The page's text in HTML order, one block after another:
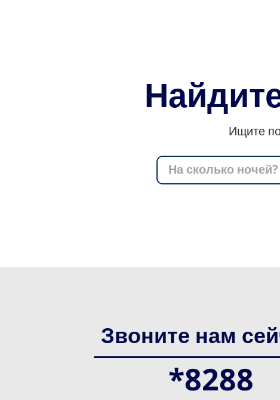
Ищите
На сколько ночей?
Звоните нам
*8288